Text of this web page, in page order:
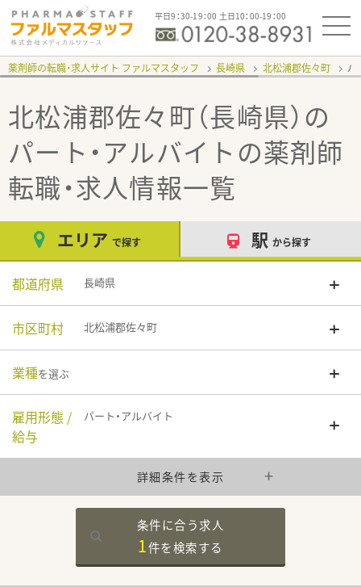
平日9：30-19：00 土日10：00-19：00
薬剤師の転職・求人サイト ファルマスタッフ 長崎県 北松浦郡佐々町 パ
北松浦郡佐々町（長崎県）の
パート・アルバイト の薬剤師
転職・求人情報一覧
エリア で探す 駅 から探す
都道府県 長崎県
市区町村 北松浦郡佐々町
業種を選ぶ
雇用形態 /
給与
パート・アルバイト
詳細条件を表示
条件に合う求人
1件を検索する